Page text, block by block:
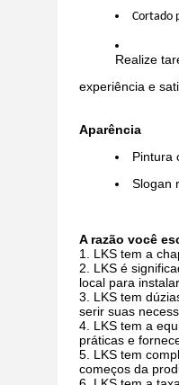
Cortado
Realize
experiência e
Aparência
Pintura
Slogan
A razão você
LKS tem a
LKS é
local para
LKS tem
serir suas
LKS tem a
práticas e
LKS tem
começos da